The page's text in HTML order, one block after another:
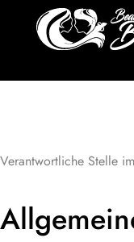
Verantwortliche Stelle